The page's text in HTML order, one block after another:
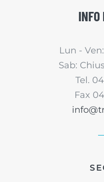
INFO
Lun -
Sab:
Tel.
Fax